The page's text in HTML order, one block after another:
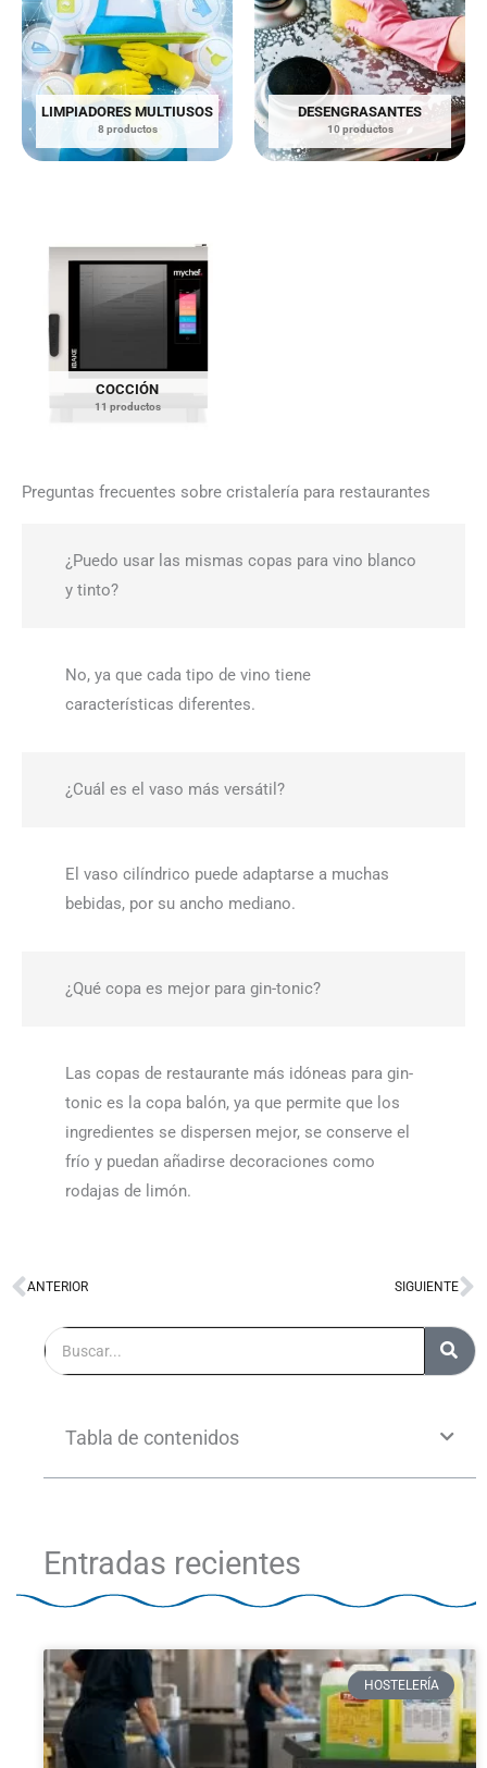
LIMPIADORES MULTIUSOS
8 productos
DESENGRASANTES
10 productos
COCCIÓN
11 productos
Preguntas frecuentes sobre cristalería para restaurantes
¿Puedo usar las mismas copas para vino blanco
y tinto?
No, ya que cada tipo de vino tiene
características diferentes.
¿Cuál es el vaso más versátil?
El vaso cilíndrico puede adaptarse a muchas
bebidas, por su ancho mediano.
¿Qué copa es mejor para gin-tonic?
Las copas de restaurante más idóneas para gin-
tonic es la copa balón, ya que permite que los
ingredientes se dispersen mejor, se conserve el
frío y puedan añadirse decoraciones como
rodajas de limón.
Ant
ANTERIOR SIGUIENTE
Buscar
Tabla de contenidos
Entradas recientes
HOSTELERÍA